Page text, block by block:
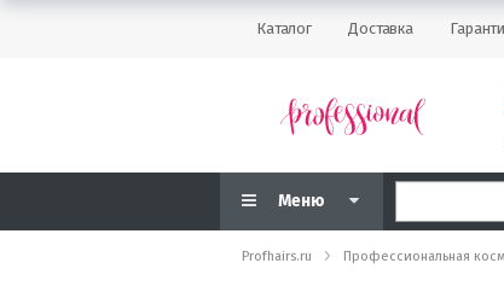
Каталог Доставка
Меню
Profhairs.ru Профессиональная